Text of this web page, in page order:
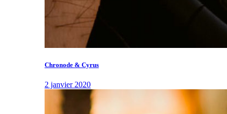
Chronode & Cyrus
2 janvier 2020